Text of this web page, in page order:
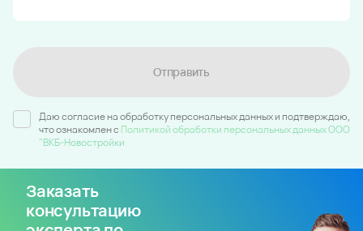
Отправить
Даю согласие на обработку персональных данных и подтверждаю,
что ознакомлен c Политикой обработки персональных данных ООО
"ВКБ-Новостройки
Заказать
консультацию